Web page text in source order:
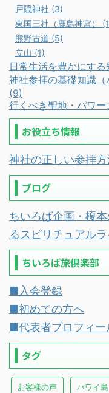
戸隠神社 (3)
東国三社（鹿島神宮）
熊野古道 (5)
立山 (1)
日常生活を豊かにす
神社参拝の基礎知識（
(9)
行くべき聖地・パワ
お役立ち情報
神社の正しい参拝方
ブログ
ちいろば企画・榎
るスピリチュアルラ
ちいろば旅倶楽部
■入会登録
■初めての方へ
■代表者プロフィー
タグ
お客様の声 ハワイ島